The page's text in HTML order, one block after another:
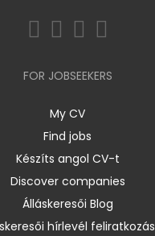
FOR JOBSEEKERS
My CV
Find jobs
Készíts angol CV-t
Discover companies
Álláskeresői Blog
hírlevél feliratkozás